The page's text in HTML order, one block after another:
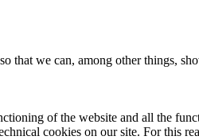
that we can, among other things,
of the website and all the
cookies on our site. For this